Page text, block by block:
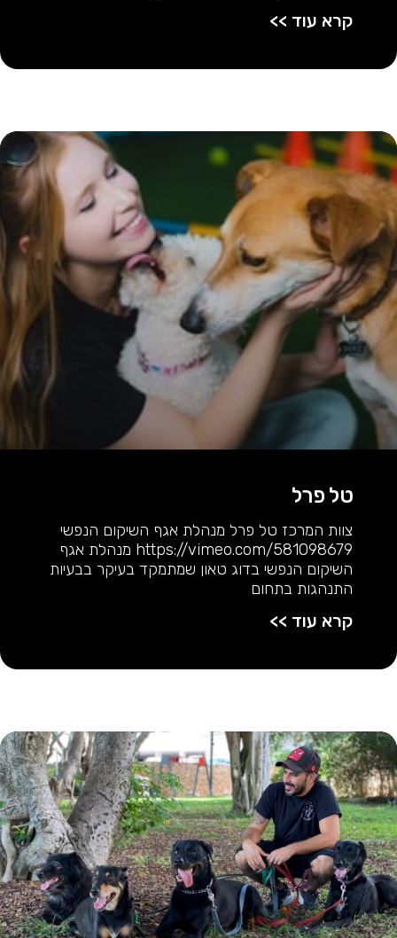
קרא עוד >>
טל פרל
צוות המרכז טל פרל מנהלת אגף השיקום הנפשי
https://vimeo.com/581098679 מנהלת אגף
השיקום הנפשי בדוג טאון שמתמקד בעיקר בבעיות
התנהגות בתחום
קרא עוד >>